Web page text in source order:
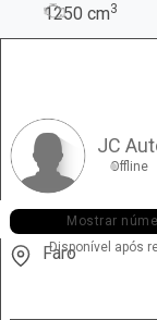
1250 cm3
JC
Offline
+351 965 •••
Mostrar
Disponível após
Faro